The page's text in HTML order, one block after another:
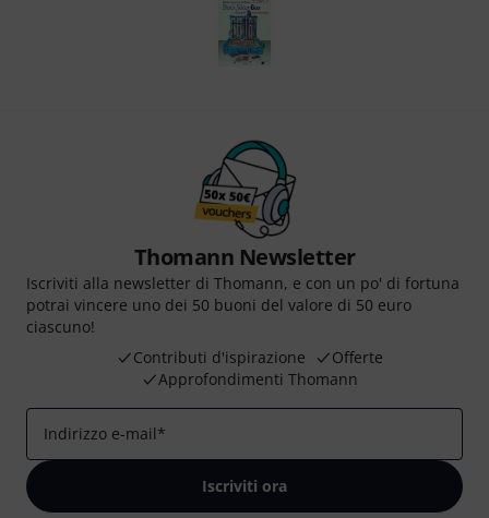
Thomann Newsletter
Iscriviti alla newsletter di Thomann, e con un po' di fortuna
potrai vincere uno dei 50 buoni del valore di 50 euro
ciascuno!
Contributi d'ispirazione
Offerte
Approfondimenti Thomann
Indirizzo e-mail*
Iscriviti ora